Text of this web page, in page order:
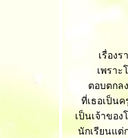
บอกลา
เรื่อง
เพราะ
ตอบตกล
ที่เธอเป็น
เป็นเจ้าขอ
นักเรียนแต่